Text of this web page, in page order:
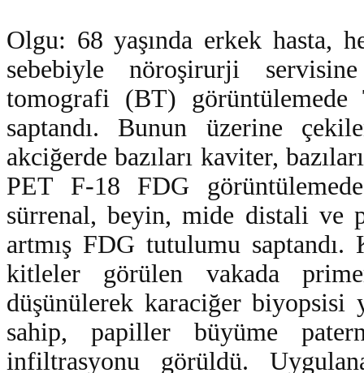
Olgu: 68 yaşında erkek hasta,
sebebiyle nöroşirurji
tomografi (BT) görüntülemede
saptandı. Bunun üzerine
akciğerde bazıları kaviter,
PET F-18 FDG
sürrenal, beyin, mide distali ve
artmış FDG tutulumu
kitleler görülen vakada
düşünülerek karaciğer biyopsisi
sahip, papiller büyüme
infiltrasyonu görüldü.